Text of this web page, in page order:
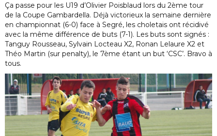
Ça passe pour les U19 d’Olivier Poisblaud lors du 2ème tour
de la Coupe Gambardella. Déjà victorieux la semaine dernière
en championnat (6-0) face à Segré, les choletais ont récidivé
avec la même différence de buts (7-1). Les buts sont signés :
Tanguy Rousseau, Sylvain Locteau X2, Ronan Lelaure X2 et
Théo Martin (sur penalty), le 7ème étant un but ‘CSC’. Bravo à
tous.